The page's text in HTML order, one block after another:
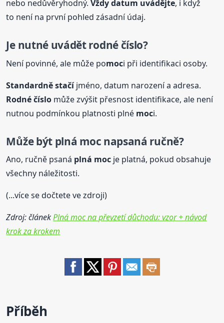
nebo nedůvěryhodný.Vždy datum uvádějte, i když
to není na první pohled zásadní údaj.
Je nutné uvádět rodné číslo?
Není povinné, ale může pomoci při identifikaci osoby.
Standardně stačíjméno, datum narození a adresa.
Rodné číslo může zvýšit přesnost identifikace, ale není
nutnou podmínkou platnosti plné moci.
Může být plná moc napsaná ručně?
Ano, ručně psaná plná moc je platná, pokud obsahuje
všechny náležitosti.
(...více se dočtete ve zdroji)
Zdroj: článekPlná moc na převzetí důchodu: vzor + návod
krok za krokem
Příběh